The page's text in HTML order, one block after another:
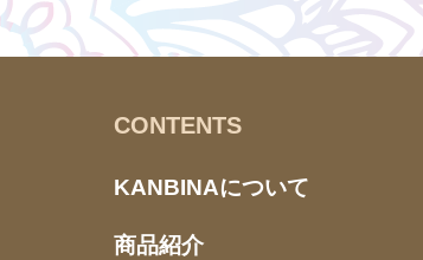
CONTENTS
KANBINAについて
商品紹介